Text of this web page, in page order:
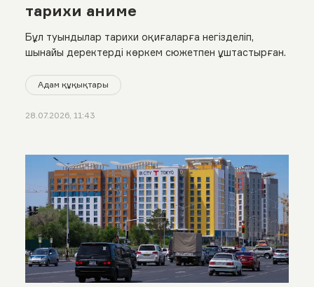
тарихи аниме
Бұл туындылар тарихи оқиғаларға негізделіп,
шынайы деректерді көркем сюжетпен ұштастырған.
Адам құқықтары
28.07.2026, 11:43